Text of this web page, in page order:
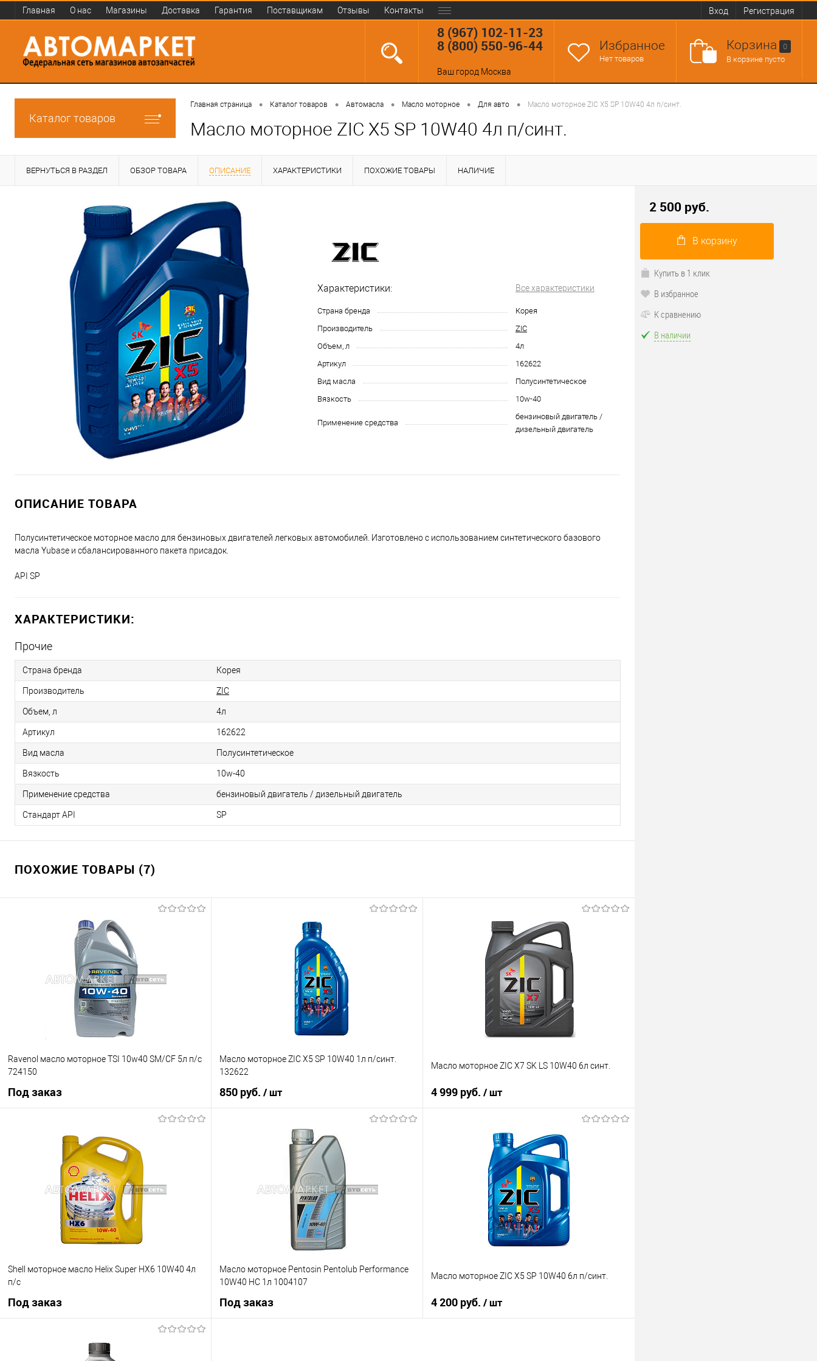
Главная О нас Магазины Доставка Гарантия Поставщикам Отзывы Контакты Вход Регистрация
8 (967) 102-11-23
8 (800) 550-96-44
Ваш город Москва
Избранное
Нет товаров
Корзина
0
В корзине пусто
Каталог товаров
Главная страница • Каталог товаров • Автомасла • Масло моторное • Для авто • Масло моторное ZIC X5 SP 10W40 4л п/синт.
Масло моторное ZIC X5 SP 10W40 4л п/синт.
ВЕРНУТЬСЯ В РАЗДЕЛ ОБЗОР ТОВАРА ОПИСАНИЕ ХАРАКТЕРИСТИКИ ПОХОЖИЕ ТОВАРЫ НАЛИЧИЕ
Характеристики: Все характеристики
Страна бренда
Корея
Производитель
ZIC
Объем, л
4л
Артикул
162622
Вид масла
Полусинтетическое
Вязкость
10w-40
Применение средства
бензиновый двигатель /
дизельный двигатель
ОПИСАНИЕ ТОВАРА
Полусинтетическое моторное масло для бензиновых двигателей легковых автомобилей. Изготовлено с использованием синтетического базового
масла Yubase и сбалансированного пакета присадок.
API SP
ХАРАКТЕРИСТИКИ:
Прочие
Страна бренда Корея
Производитель ZIC
Объем, л 4л
Артикул 162622
Вид масла Полусинтетическое
Вязкость 10w-40
Применение средства бензиновый двигатель / дизельный двигатель
Стандарт API SP
ПОХОЖИЕ ТОВАРЫ (7)
Ravenol масло моторное TSI 10w40 SM/CF 5л п/с
724150
Под заказ
Купить в 1 клик
К сравнению
Под заказ
Масло моторное ZIC X5 SP 10W40 1л п/синт.
132622
850 руб. / шт
В корзину
К сравнению
В наличии
Масло моторное ZIC X7 SK LS 10W40 6л синт.
4 999 руб. / шт
Купить в 1 клик
К сравнению
В наличии
Shell моторное масло Helix Super HX6 10W40 4л
п/с
Под заказ
Масло моторное Pentosin Pentolub Performance
10W40 HC 1л 1004107
Под заказ
Масло моторное ZIC X5 SP 10W40 6л п/синт.
4 200 руб. / шт
2 500 руб.
В корзину
Купить в 1 клик
В избранное
К сравнению
В наличии